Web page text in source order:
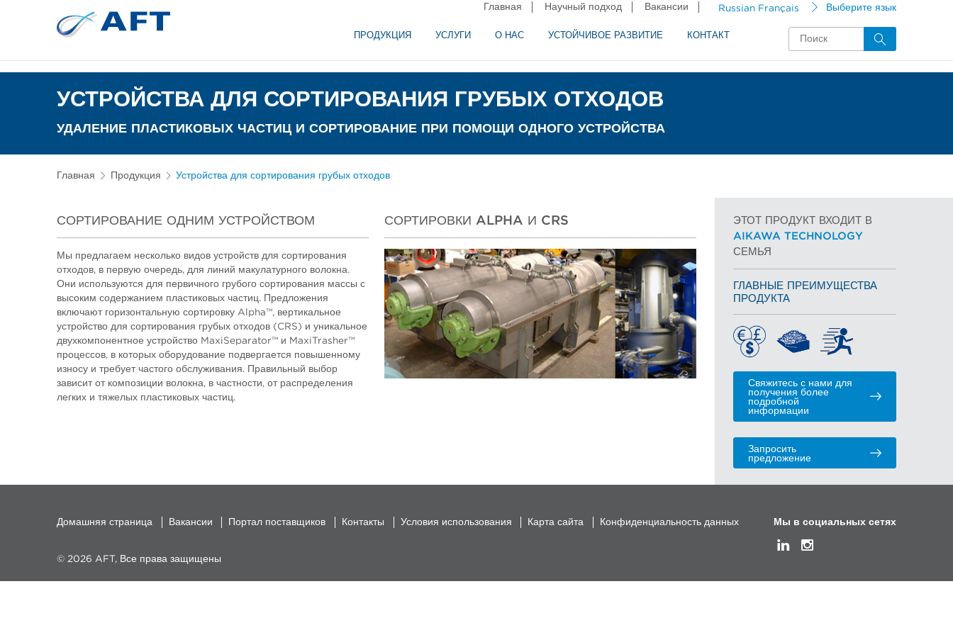
Russian Français Выберите язык
Главная Научный подход Вакансии
ПРОДУКЦИЯ УСЛУГИ О НАС УСТОЙЧИВОЕ РАЗВИТИЕ КОНТАКТ
УСТРОЙСТВА ДЛЯ СОРТИРОВАНИЯ ГРУБЫХ ОТХОДОВ
УДАЛЕНИЕ ПЛАСТИКОВЫХ ЧАСТИЦ И СОРТИРОВАНИЕ ПРИ ПОМОЩИ ОДНОГО УСТРОЙСТВА
Главная Продукция Устройства для сортирования грубых отходов
СОРТИРОВАНИЕ ОДНИМ УСТРОЙСТВОМ
Мы предлагаем несколько видов устройств для сортирования
отходов, в первую очередь, для линий макулатурного волокна.
Они используются для первичного грубого сортирования массы с
высоким содержанием пластиковых частиц. Предложения
включают горизонтальную сортировку Alpha™, вертикальное
устройство для сортирования грубых отходов (CRS) и уникальное
двухкомпонентное устройство MaxiSeparator™ и MaxiTrasher™
процессов, в которых оборудование подвергается повышенному
износу и требует частого обслуживания. Правильный выбор
зависит от композиции волокна, в частности, от распределения
легких и тяжелых пластиковых частиц.
СОРТИРОВКИ ALPHA И CRS
ЭТОТ ПРОДУКТ ВХОДИТ В
AIKAWA TECHNOLOGY
СЕМЬЯ
ГЛАВНЫЕ ПРЕИМУЩЕСТВА
ПРОДУКТА
Свяжитесь с нами для
получения более
подробной
информации
Запросить
предложение
Домашняя страница Вакансии Портал поставщиков Контакты Условия использования Карта сайта Конфиденциальность данных Мы в социальных сетях
© 2026 AFT, Все права защищены